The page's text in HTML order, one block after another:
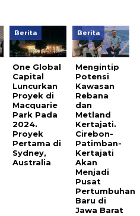
Berita
One Global
Capital
Luncurkan
Proyek di
Macquarie
Park Pada
2024.
Proyek
Pertama di
Sydney,
Australia
Berita
Mengintip
Potensi
Kawasan
Rebana
dan
Metland
Kertajati.
Cirebon-
Patimban-
Kertajati
Akan
Menjadi
Pusat
Pertumbuhan
Baru di
Jawa Barat